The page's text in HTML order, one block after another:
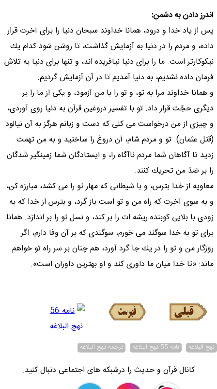
اندرز دادن به دشمن:
پس از ياد خدا و درود، همانا خداوند سبحان دنيا را براى آخرت قرار
داده، و مردم را در دنيا به آزمايش گذاشت، تا روشن شود كدام يك
نيكوكارتر است. ما را براى دنيا نيافريده اند، و تنها براى دنيا به تلاش
فرمان داده نشديم، به دنيا آمديم تا در آن آزمايش گرديم.
و همانا خداوند مرا به تو، و تو را با من آزمود، و يكى از ما را بر
ديگرى حجّت قرار داد. تو با تفسير دروغين قرآن به دنيا روى آوردى،
و چيزى از من درخواست مى كنى كه دست و زبانم هرگز به آن نيالود
(قتل عثمان). تو و مردم شام، آن دروغ را ساختيد و به من تهمت
زديد تا آگاهان شما مردم ناآگاه را، و ايستادگان شما زمينگير شدگان
را بر ضدّ من تحريك كنند.
معاويه از خدا بترس، و با شيطانى كه مهار تو را مى كشد، مبارزه كن،
و به سوى آخرت كه راه من و تو است باز گرد، و بترس از خدا كه به
زودى با بلايى كوبنده ريشه ات را بر كند، و نسل تو را بر اندازد. همانا
براى تو به خدا سوگند مى خورم، سوگندى كه بر آن وفا دارم، اگر
روزگار من و تو را در يك جا گرد آورد، هم چنان بر سر راه تو خواهم
ماند: «تا خدا ميان ما داورى كند و او بهترين داوران است».
نهج البلاغه نامه 55 نهج البلاغه ترجمه نهج البلاغه
کانال قرآن و حدیث را درشبکه های اجتماعی دنبال کنید.